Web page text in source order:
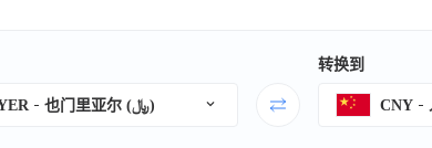
也门里亚尔 (﷼)
转换到
CNY